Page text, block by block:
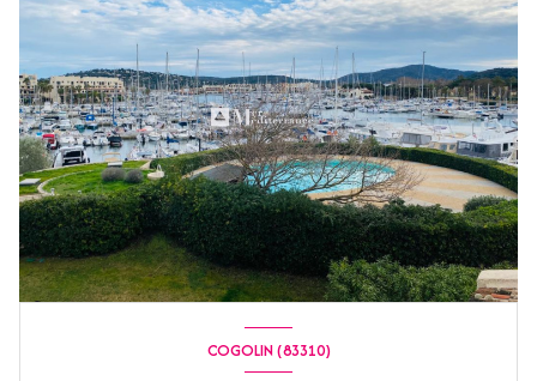
COGOLIN (83310)